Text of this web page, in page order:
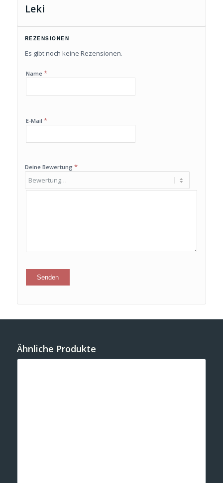
Leki
REZENSIONEN
Es gibt noch keine Rezensionen.
Name *
E-Mail *
Deine Bewertung *
Ähnliche Produkte